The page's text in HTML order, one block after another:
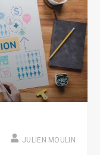
JULIEN MOULIN